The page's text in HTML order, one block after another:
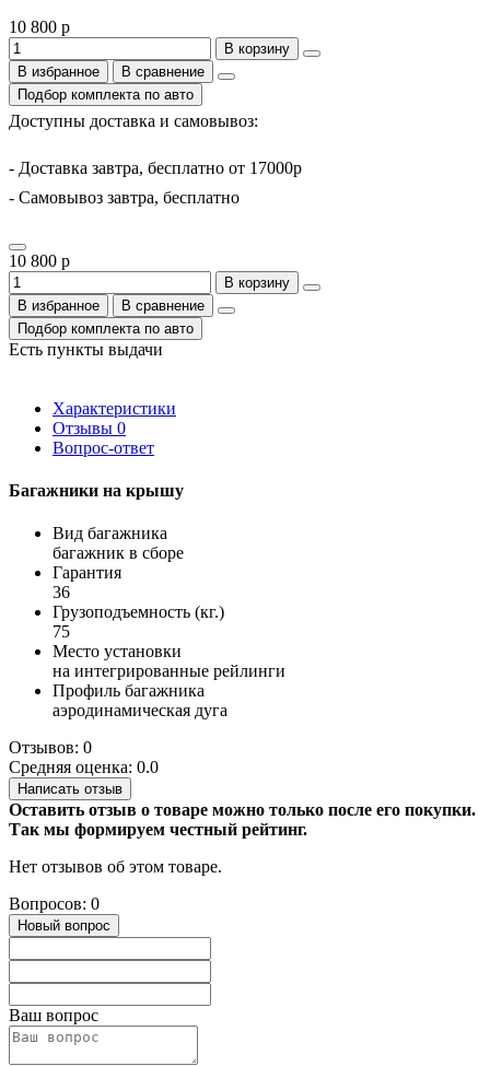
10 800 р
В корзину
В избранное
В сравнение
Подбор комплекта по авто
Доступны доставка и самовывоз:
- Доставка завтра, бесплатно от 17000р
- Самовывоз завтра, бесплатно
10 800 р
В корзину
В избранное
В сравнение
Подбор комплекта по авто
Есть пункты выдачи
Характеристики
Отзывы 0
Вопрос-ответ
Багажники на крышу
Вид багажника
багажник в сборе
Гарантия
36
Грузоподъемность (кг.)
75
Место установки
на интегрированные рейлинги
Профиль багажника
аэродинамическая дуга
Отзывов: 0
Средняя оценка: 0.0
Написать отзыв
Оставить отзыв о товаре можно только после его покупки.
Так мы формируем честный рейтинг.
Нет отзывов об этом товаре.
Вопросов: 0
Новый вопрос
Ваш вопрос